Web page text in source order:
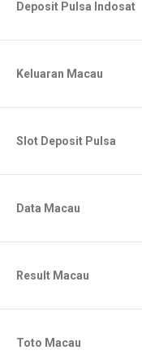
Deposit Pulsa Indosat
Keluaran Macau
Slot Deposit Pulsa
Data Macau
Result Macau
Toto Macau